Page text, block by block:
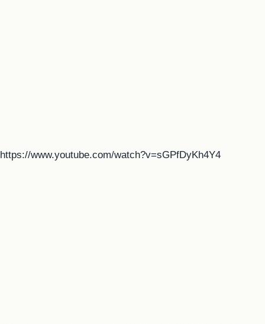
https://www.youtube.com/watch?v=sGPfDyKh4Y4